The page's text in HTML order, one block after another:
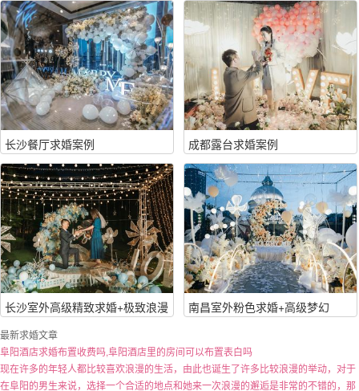
长沙餐厅求婚案例 成都露台求婚案例
长沙室外高级精致求婚+极致浪漫 南昌室外粉色求婚+高级梦幻
最新求婚文章
阜阳酒店求婚布置收费吗,阜阳酒店里的房间可以布置表白吗
现在许多的年轻人都比较喜欢浪漫的生活，由此也诞生了许多比较浪漫的举动，对于
在阜阳的男生来说，选择一个合适的地点和她来一次浪漫的邂逅是非常的不错的，那